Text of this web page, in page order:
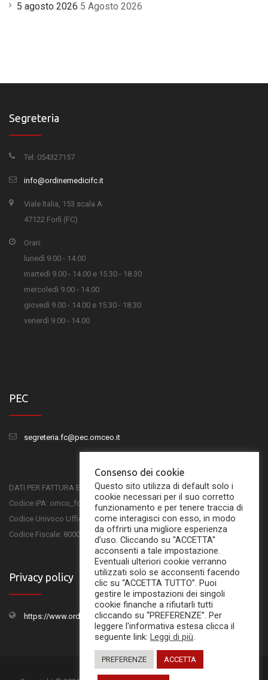
5 agosto 2026 5 Agosto 2026
Segreteria
Tel: 054327157
info@ordinemedicifc.it
Viale Italia, 153 scala A
47122 Forlì (FC)
Orari:
lunedì 9.00 - 14.00
martedì 9.00 - 14.00 e 15.30 - 18.30
mercoledì 9.00 - 14.00
giovedì 9.00 - 14.00 e 15.30 - 18.30
venerdì 9.00 - 14.00
PEC
segreteria.fc@pec.omceo.it
DATI PER FATTURA ELETTRONICA
Codice iPA: omco_fc
Codice Univoco Ufficio: UFSKMC
Codice Fiscale: 80001750407
Privacy policy
https://www.ordinemedicifc.it/privacy-policy/
Consenso dei cookie
Questo sito utilizza di default solo i
cookie necessari per il suo corretto
funzionamento e per tenere traccia di
come interagisci con esso, in modo
da offrirti una migliore esperienza
d’uso. Cliccando su "ACCETTA"
acconsenti a tale impostazione.
Eventuali ulteriori cookie verranno
utilizzati solo se acconsenti facendo
clic su “ACCETTA TUTTO”. Puoi
gestire le impostazioni dei singoli
cookie finanche a rifiutarli tutti
cliccando su “PREFERENZE”. Per
leggere l'informativa estesa clicca il
seguente link: Leggi di più.
PREFERENZE ACCETTA